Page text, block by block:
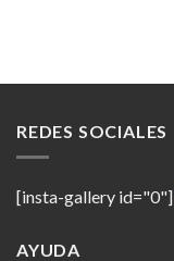
REDES SOCIALES
[insta-gallery id="0"]
AYUDA